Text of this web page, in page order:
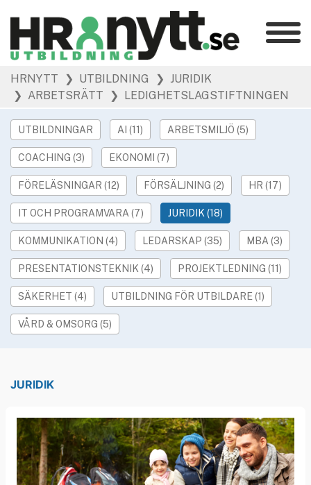
Kategorier
HR Barometer
HR-yrket »
Ledarskap
Arbetsmiljö
Rekrytering
Hållbarhet »
Podcast
Event »
Våra övriga sajter
Utbildning
Rekryteringsguiden
HRNYTT ❯ UTBILDNING
❯ JURIDIK
❯ ARBETSRÄTT
❯ LEDIGHETSLAGSTIFTNINGEN
UTBILDNINGAR AI (11) ARBETSMILJÖ (5)
COACHING (3) EKONOMI (7)
FÖRELÄSNINGAR (12) FÖRSÄLJNING (2) HR (17)
IT OCH PROGRAMVARA (7) JURIDIK (18)
KOMMUNIKATION (4) LEDARSKAP (35) MBA (3)
PRESENTATIONSTEKNIK (4) PROJEKTLEDNING (11)
SÄKERHET (4) UTBILDNING FÖR UTBILDARE (1)
VÅRD & OMSORG (5)
JURIDIK